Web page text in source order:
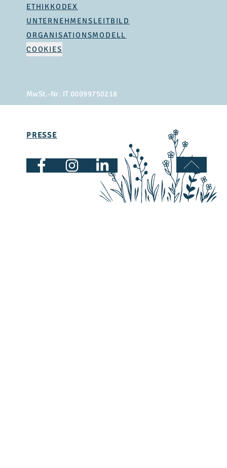
ETHIKKODEX
UNTERNEHMENSLEITBILD
ORGANISATIONSMODELL
COOKIES
MwSt.-Nr. IT 00099750218
PRESSE